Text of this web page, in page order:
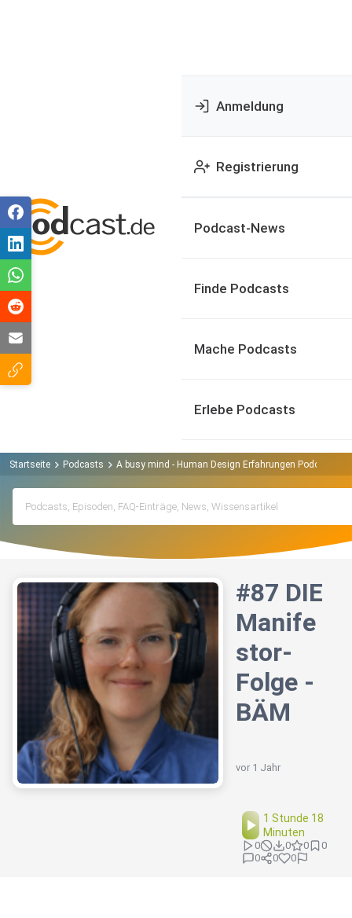
Anmeldung
Registrierung
Podcast-News
Finde Podcasts
Mache Podcasts
Erlebe Podcasts
Startseite Podcasts A busy mind - Human Design Erfahrungen Podcast
#87 DIE
Manife
stor-
Folge -
BÄM
vor 1 Jahr
1 Stunde 18
Minuten
0 0 0
0
0
0 0